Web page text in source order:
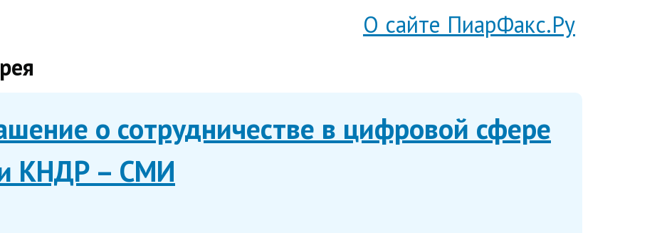
О сайте ПиарФакс.Ру
о сотрудничестве в цифровой сфере
КНДР – СМИ